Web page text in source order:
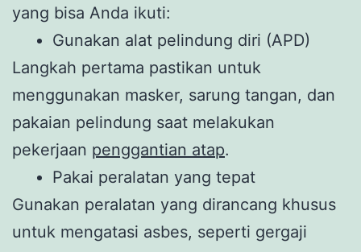
yang bisa Anda ikuti:
Gunakan alat pelindung diri (APD)
Langkah pertama pastikan untuk
menggunakan masker, sarung tangan, dan
pakaian pelindung saat melakukan
pekerjaan penggantian atap.
Pakai peralatan yang tepat
Gunakan peralatan yang dirancang khusus
untuk mengatasi asbes, seperti gergaji